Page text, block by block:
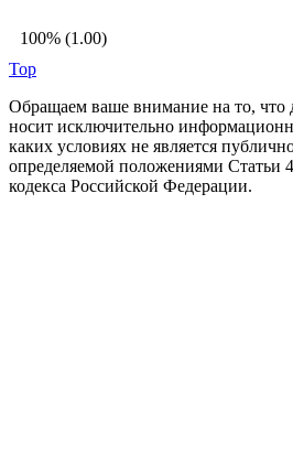
100% (1.00)
Top
Обращаем ваше внимание на то, что
носит исключительно
каких условиях не является
определяемой положениями Статьи
кодекса Российской Федерации.